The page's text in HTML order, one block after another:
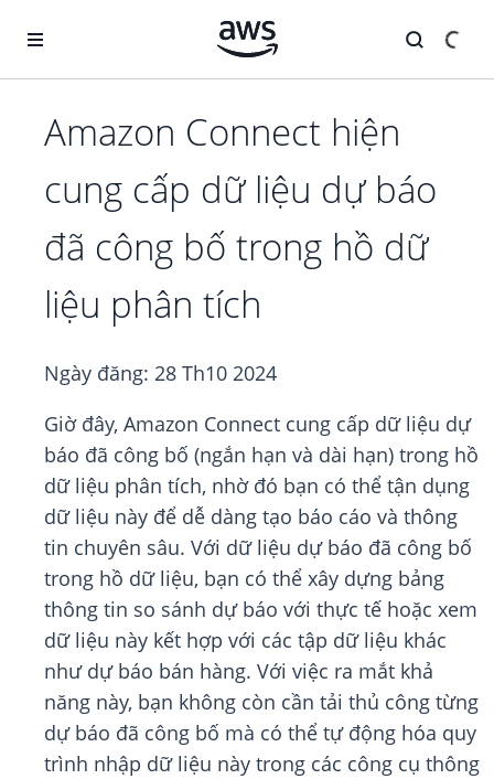
Amazon Connect hiện
cung cấp dữ liệu dự báo
đã công bố trong hồ dữ
liệu phân tích
Ngày đăng: 28 Th10 2024
Giờ đây, Amazon Connect cung cấp dữ liệu dự
báo đã công bố (ngắn hạn và dài hạn) trong hồ
dữ liệu phân tích, nhờ đó bạn có thể tận dụng
dữ liệu này để dễ dàng tạo báo cáo và thông
tin chuyên sâu. Với dữ liệu dự báo đã công bố
trong hồ dữ liệu, bạn có thể xây dựng bảng
thông tin so sánh dự báo với thực tế hoặc xem
dữ liệu này kết hợp với các tập dữ liệu khác
như dự báo bán hàng. Với việc ra mắt khả
năng này, bạn không còn cần tải thủ công từng
dự báo đã công bố mà có thể tự động hóa quy
trình nhập dữ liệu này trong các công cụ thông